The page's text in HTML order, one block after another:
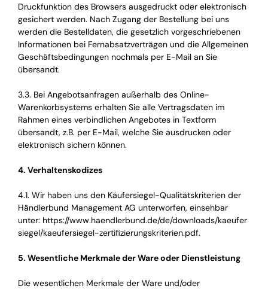
Druckfunktion des Browsers ausgedruckt oder elektronisch
gesichert werden. Nach Zugang der Bestellung bei uns
werden die Bestelldaten, die gesetzlich vorgeschriebenen
Informationen bei Fernabsatzverträgen und die Allgemeinen
Geschäftsbedingungen nochmals per E-Mail an Sie
übersandt.
3.3. Bei Angebotsanfragen außerhalb des Online-
Warenkorbsystems erhalten Sie alle Vertragsdaten im
Rahmen eines verbindlichen Angebotes in Textform
übersandt, z.B. per E-Mail, welche Sie ausdrucken oder
elektronisch sichern können.
4. Verhaltenskodizes
4.1. Wir haben uns den Käufersiegel-Qualitätskriterien der
Händlerbund Management AG unterworfen, einsehbar
unter: https://www.haendlerbund.de/de/downloads/kaeufer
siegel/kaeufersiegel-zertifizierungskriterien.pdf.
5. Wesentliche Merkmale der Ware oder Dienstleistung
Die wesentlichen Merkmale der Ware und/oder